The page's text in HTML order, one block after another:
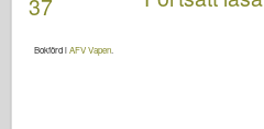
Bokförd iAFV Vapen